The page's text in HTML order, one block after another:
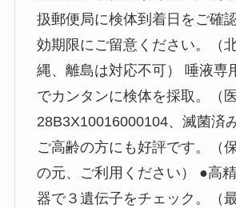
扱郵便局に検体到着日をご確
効期限にご留意ください。（
縄、離島は対応不可） 唾液専
でカンタンに検体を採取。（
28B3X10016000104、滅菌済
ご高齢の方にも好評です。（
の元、ご利用ください） ●高
器で３遺伝子をチェック。（